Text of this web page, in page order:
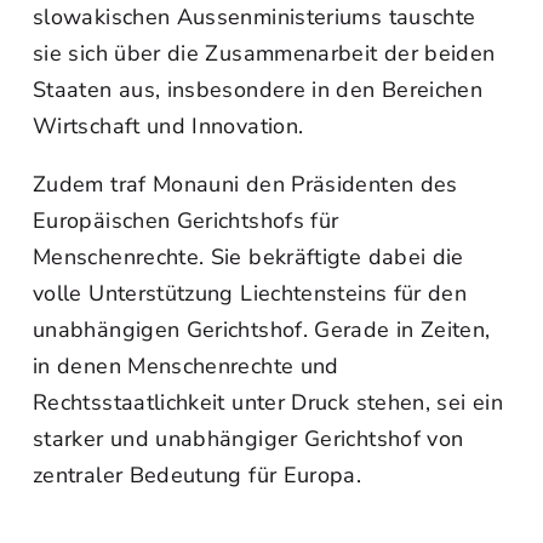
slowakischen Aussenministeriums tauschte
sie sich über die Zusammenarbeit der beiden
Staaten aus, insbesondere in den Bereichen
Wirtschaft und Innovation.
Zudem traf Monauni den Präsidenten des
Europäischen Gerichtshofs für
Menschenrechte. Sie bekräftigte dabei die
volle Unterstützung Liechtensteins für den
unabhängigen Gerichtshof. Gerade in Zeiten,
in denen Menschenrechte und
Rechtsstaatlichkeit unter Druck stehen, sei ein
starker und unabhängiger Gerichtshof von
zentraler Bedeutung für Europa.